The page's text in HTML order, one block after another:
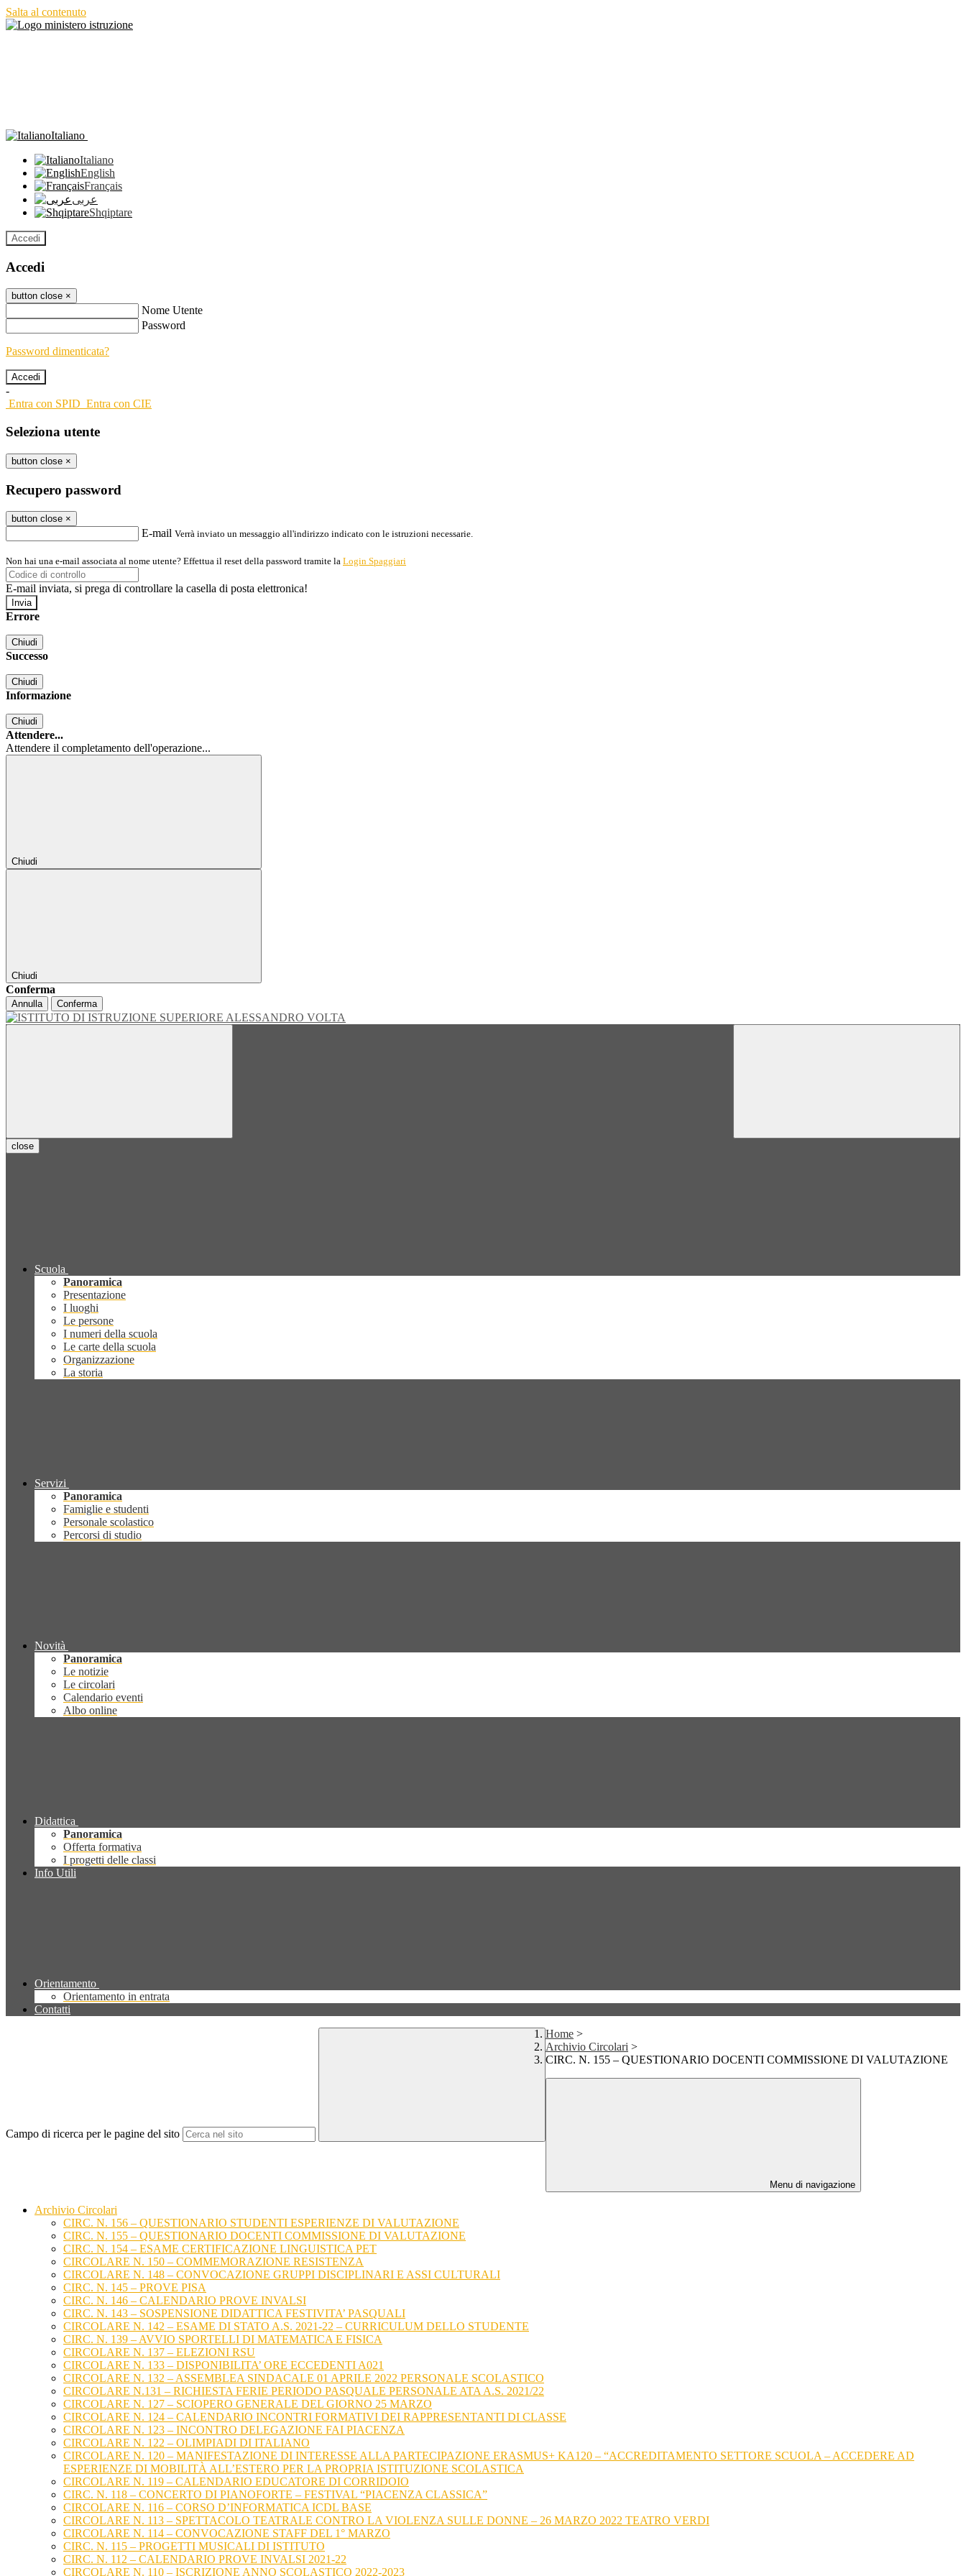
Salta al contenuto
Italiano
Italiano
English
Français
عربى
Shqiptare
Accedi
Accedi
button close ×
Nome Utente
Password
Password dimenticata?
-
Entra con SPID Entra con CIE
Seleziona utente
button close ×
Recupero password
button close ×
E-mail Verrà inviato un messaggio all'indirizzo indicato con le istruzioni necessarie.
Non hai una e-mail associata al nome utente? Effettua il reset della password tramite la Login Spaggiari
E-mail inviata, si prega di controllare la casella di posta elettronica!
Errore
Chiudi
Successo
Chiudi
Informazione
Chiudi
Attendere...
Attendere il completamento dell'operazione...
Chiudi
Chiudi
Conferma
Annulla Conferma
close
Scuola
Panoramica
Presentazione
I luoghi
Le persone
I numeri della scuola
Le carte della scuola
Organizzazione
La storia
Servizi
Panoramica
Famiglie e studenti
Personale scolastico
Percorsi di studio
Novità
Panoramica
Le notizie
Le circolari
Calendario eventi
Albo online
Didattica
Panoramica
Offerta formativa
I progetti delle classi
Info Utili
Orientamento
Orientamento in entrata
Contatti
Campo di ricerca per le pagine del sito
Home >
Archivio Circolari >
CIRC. N. 155 – QUESTIONARIO DOCENTI COMMISSIONE DI VALUTAZIONE
Menu di navigazione
Archivio Circolari
CIRC. N. 156 – QUESTIONARIO STUDENTI ESPERIENZE DI VALUTAZIONE
CIRC. N. 155 – QUESTIONARIO DOCENTI COMMISSIONE DI VALUTAZIONE
CIRC. N. 154 – ESAME CERTIFICAZIONE LINGUISTICA PET
CIRCOLARE N. 150 – COMMEMORAZIONE RESISTENZA
CIRCOLARE N. 148 – CONVOCAZIONE GRUPPI DISCIPLINARI E ASSI CULTURALI
CIRC. N. 145 – PROVE PISA
CIRC. N. 146 – CALENDARIO PROVE INVALSI
CIRC. N. 143 – SOSPENSIONE DIDATTICA FESTIVITA’ PASQUALI
CIRCOLARE N. 142 – ESAME DI STATO A.S. 2021-22 – CURRICULUM DELLO STUDENTE
CIRC. N. 139 – AVVIO SPORTELLI DI MATEMATICA E FISICA
CIRCOLARE N. 137 – ELEZIONI RSU
CIRCOLARE N. 133 – DISPONIBILITA’ ORE ECCEDENTI A021
CIRCOLARE N. 132 – ASSEMBLEA SINDACALE 01 APRILE 2022 PERSONALE SCOLASTICO
CIRCOLARE N.131 – RICHIESTA FERIE PERIODO PASQUALE PERSONALE ATA A.S. 2021/22
CIRCOLARE N. 127 – SCIOPERO GENERALE DEL GIORNO 25 MARZO
CIRCOLARE N. 124 – CALENDARIO INCONTRI FORMATIVI DEI RAPPRESENTANTI DI CLASSE
CIRCOLARE N. 123 – INCONTRO DELEGAZIONE FAI PIACENZA
CIRCOLARE N. 122 – OLIMPIADI DI ITALIANO
CIRCOLARE N. 120 – MANIFESTAZIONE DI INTERESSE ALLA PARTECIPAZIONE ERASMUS+ KA120 – “ACCREDITAMENTO SETTORE SCUOLA – ACCEDERE AD
ESPERIENZE DI MOBILITÀ ALL’ESTERO PER LA PROPRIA ISTITUZIONE SCOLASTICA
CIRCOLARE N. 119 – CALENDARIO EDUCATORE DI CORRIDOIO
CIRC. N. 118 – CONCERTO DI PIANOFORTE – FESTIVAL “PIACENZA CLASSICA”
CIRCOLARE N. 116 – CORSO D’INFORMATICA ICDL BASE
CIRCOLARE N. 113 – SPETTACOLO TEATRALE CONTRO LA VIOLENZA SULLE DONNE – 26 MARZO 2022 TEATRO VERDI
CIRCOLARE N. 114 – CONVOCAZIONE STAFF DEL 1° MARZO
CIRC. N. 115 – PROGETTI MUSICALI DI ISTITUTO
CIRC. N. 112 – CALENDARIO PROVE INVALSI 2021-22
CIRCOLARE N. 110 – ISCRIZIONE ANNO SCOLASTICO 2022-2023